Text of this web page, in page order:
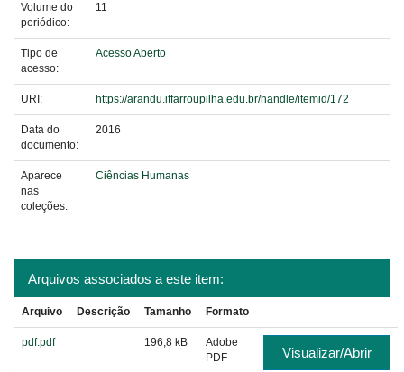
Volume do
periódico:
11
Tipo de
acesso:
Acesso Aberto
URI: https://arandu.iffarroupilha.edu.br/handle/itemid/172
Data do
documento:
2016
Aparece
nas
coleções:
Ciências Humanas
Arquivos associados a este item:
Arquivo Descrição Tamanho Formato
pdf.pdf 196,8 kB
Adobe
PDF
Visualizar/Abrir